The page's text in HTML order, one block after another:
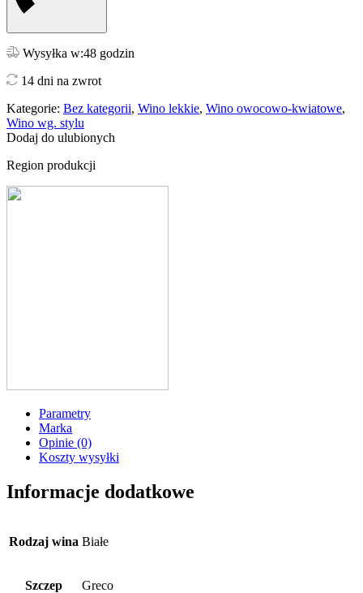
Wysyłka w:48 godzin
14 dni na zwrot
Kategorie: Bez kategorii, Wino lekkie, Wino owocowo-kwiatowe,
Wino wg. stylu
Dodaj do ulubionych
Region produkcji
Parametry
Marka
Opinie (0)
Koszty wysyłki
Informacje dodatkowe
Rodzaj wina Białe
Szczep Greco